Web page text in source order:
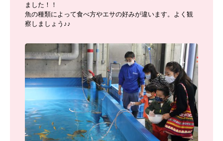
ました！！
魚の種類によって食べ方やエサの好みが違います。よく観
察しましょう♪♪